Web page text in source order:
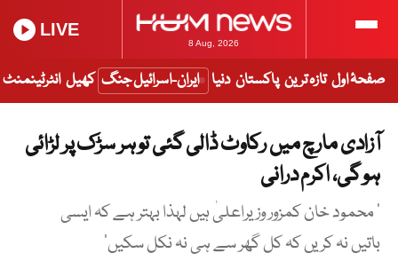
8 Aug, 2026
LIVE
صفحۂ اول تازہ ترین پاکستان دنیا ایران-اسرائیل جنگ کھیل انٹرٹینمنٹ
آزادی مارچ میں رکاوٹ ڈالی گئی تو ہر سڑک پر لڑائی
ہو گی، اکرم درانی
’ محمود خان کمزور وزیراعلیٰ ہیں لہذا بہتر ہے کہ ایسی
باتیں نہ کریں کہ کل گھر سے ہی نہ نکل سکیں‘